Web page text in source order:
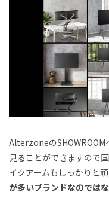
AlterzoneのSHOWROOM
見ることができますので
イクアームもしっかりと頑
が多いブランドなのでは